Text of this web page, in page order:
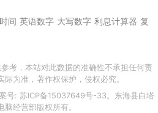
间 英语数字 大写数字 利息计算器 复
考，本站对此数据的准确性不承担任何责
为准，著作权保护，侵权必究。
号: 苏ICP备15037649号-33 。东海县白塔
脑经营部版权所有。